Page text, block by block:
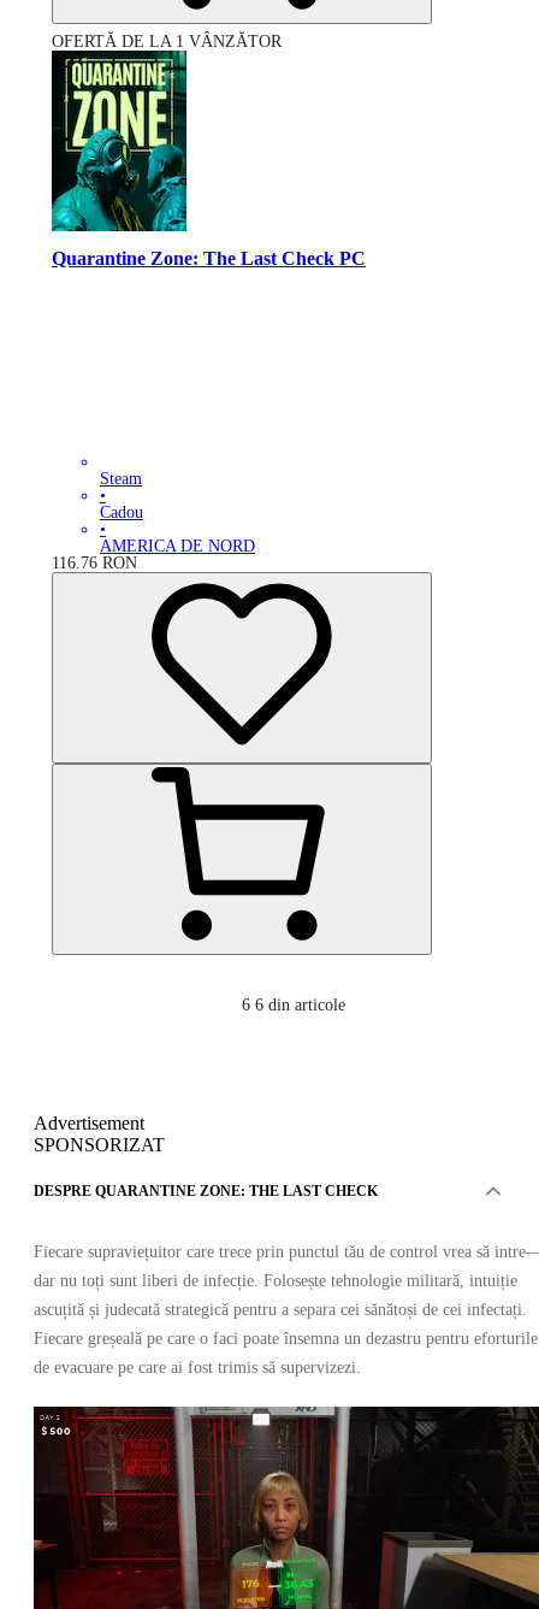
OFERTĂ DE LA 1 VÂNZĂTOR
Quarantine Zone: The Last Check PC
Steam
•
Cadou
•
AMERICA DE NORD
116.76 RON
6 6 din articole
Advertisement
SPONSORIZAT
DESPRE QUARANTINE ZONE: THE LAST CHECK
Fiecare supraviețuitor care trece prin punctul tău de control vrea să
dar nu toți sunt liberi de infecție. Folosește tehnologie militară, intuiție
ascuțită și judecată strategică pentru a separa cei sănătoși de cei infectați.
Fiecare greșeală pe care o faci poate însemna un dezastru pentru eforturile
de evacuare pe care ai fost trimis să supervizezi.